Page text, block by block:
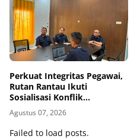
Perkuat Integritas Pegawai,
Rutan Rantau Ikuti
Sosialisasi Konflik
Kepentingan serta
Monitoring dan Evaluasi
Caraka LHKAN Secara Virtual
Agustus 07, 2026
Failed to load posts.